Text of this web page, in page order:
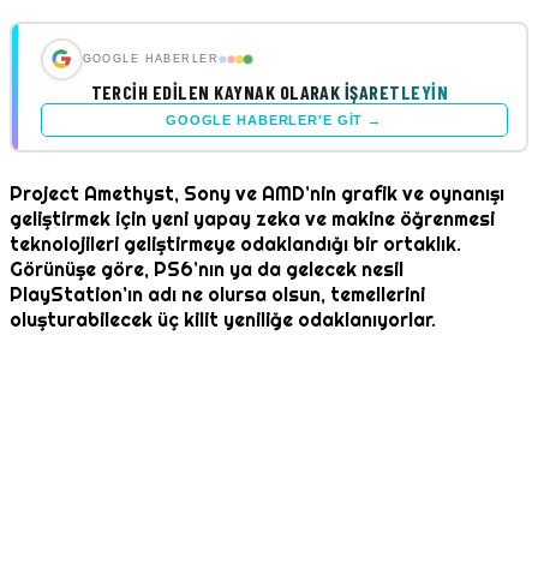
GOOGLE HABERLER
TERCIH EDILEN KAYNAK OLARAK İŞARETLEYIN
GOOGLE HABERLER'E GIT →
Project Amethyst, Sony ve AMD’nin grafik ve oynanışı
geliştirmek için yeni yapay zeka ve makine öğrenmesi
teknolojileri geliştirmeye odaklandığı bir ortaklık.
Görünüşe göre, PS6’nın ya da gelecek nesil
PlayStation’ın adı ne olursa olsun, temellerini
oluşturabilecek üç kilit yeniliğe odaklanıyorlar.